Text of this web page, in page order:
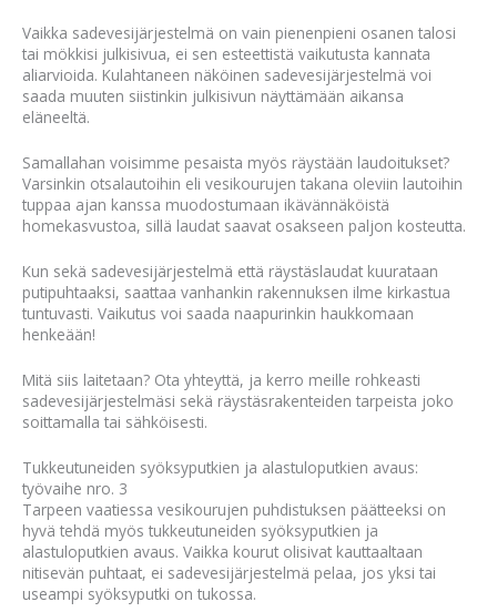
Vaikka sadevesijärjestelmä on vain pienenpieni osanen talosi
tai mökkisi julkisivua, ei sen esteettistä vaikutusta kannata
aliarvioida. Kulahtaneen näköinen sadevesijärjestelmä voi
saada muuten siistinkin julkisivun näyttämään aikansa
eläneeltä.
Samallahan voisimme pesaista myös räystään laudoitukset?
Varsinkin otsalautoihin eli vesikourujen takana oleviin lautoihin
tuppaa ajan kanssa muodostumaan ikävännäköistä
homekasvustoa, sillä laudat saavat osakseen paljon kosteutta.
Kun sekä sadevesijärjestelmä että räystäslaudat kuurataan
putipuhtaaksi, saattaa vanhankin rakennuksen ilme kirkastua
tuntuvasti. Vaikutus voi saada naapurinkin haukkomaan
henkeään!
Mitä siis laitetaan? Ota yhteyttä, ja kerro meille rohkeasti
sadevesijärjestelmäsi sekä räystäsrakenteiden tarpeista joko
soittamalla tai sähköisesti.
Tukkeutuneiden syöksyputkien ja alastuloputkien avaus:
työvaihe nro. 3
Tarpeen vaatiessa vesikourujen puhdistuksen päätteeksi on
hyvä tehdä myös tukkeutuneiden syöksyputkien ja
alastuloputkien avaus. Vaikka kourut olisivat kauttaaltaan
nitisevän puhtaat, ei sadevesijärjestelmä pelaa, jos yksi tai
useampi syöksyputki on tukossa.